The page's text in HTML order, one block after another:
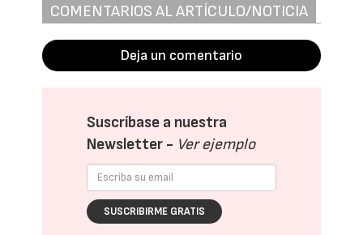
COMENTARIOS AL ARTÍCULO/NOTICIA
Deja un comentario
Suscríbase a nuestra
Newsletter - Ver ejemplo
SUSCRIBIRME GRATIS